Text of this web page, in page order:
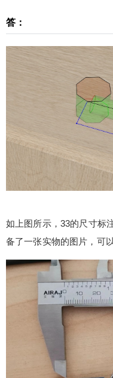
答：
如上图所示，33的尺寸标
备了一张实物的图片，可